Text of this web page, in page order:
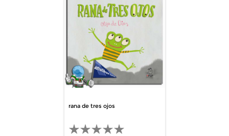
rana de tres ojos